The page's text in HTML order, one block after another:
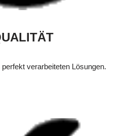
verarbeiteten Lösungen.